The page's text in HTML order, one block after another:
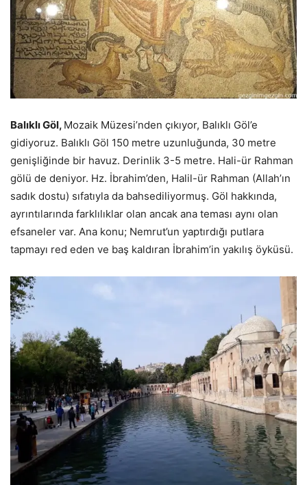
Balıklı Göl, Mozaik Müzesi’nden çıkıyor, Balıklı Göl’e
gidiyoruz. Balıklı Göl 150 metre uzunluğunda, 30 metre
genişliğinde bir havuz. Derinlik 3-5 metre. Hali-ür Rahman
gölü de deniyor. Hz. İbrahim’den, Halil-ür Rahman (Allah’ın
sadık dostu) sıfatıyla da bahsediliyormuş. Göl hakkında,
ayrıntılarında farklılıklar olan ancak ana teması aynı olan
efsaneler var. Ana konu; Nemrut’un yaptırdığı putlara
tapmayı red eden ve baş kaldıran İbrahim’in yakılış öyküsü.